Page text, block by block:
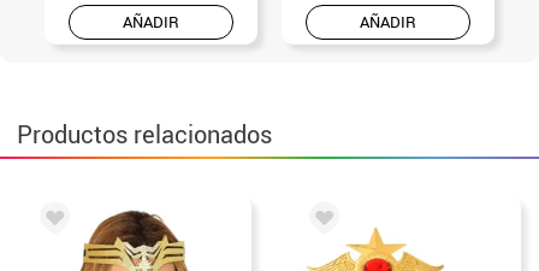
AÑADIR AÑADIR
Productos relacionados